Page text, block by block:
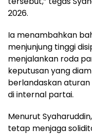
2026.
Ia menambahkan
menjunjung tinggi
menjalankan roda
keputusan yang
berlandaskan
di internal partai.
Menurut
tetap menjaga